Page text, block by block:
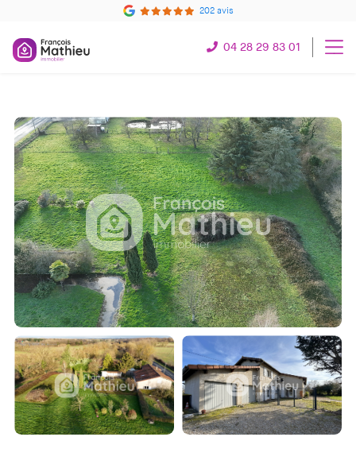
202 avis
04 28 29 83 01